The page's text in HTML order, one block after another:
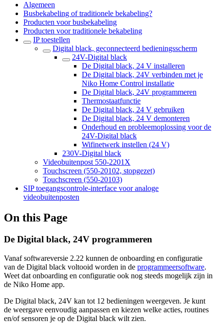
Algemeen
Busbekabeling of traditionele bekabeling?
Producten voor busbekabeling
Producten voor traditionele bekabeling
IP toestellen
Digital black, geconnecteerd bedieningsscherm
24V-Digital black
De Digital black, 24 V installeren
De Digital black, 24V verbinden met je
Niko Home Control installatie
De Digital black, 24V programmeren
Thermostaatfunctie
De Digital black, 24 V gebruiken
De Digital black, 24 V demonteren
Onderhoud en probleemoplossing voor de
24V-Digital black
Wifinetwerk instellen (24 V)
230V-Digital black
Videobuitenpost 550-2201X
Touchscreen (550-20102, stopgezet)
Touchscreen (550-20103)
SIP toegangscontrole-interface voor analoge
videobuitenposten
On this Page
De Digital black, 24V programmeren
Vanaf softwareversie 2.22 kunnen de onboarding en configuratie
van de Digital black voltooid worden in de programmeersoftware.
Weet dat onboarding en configuratie ook nog steeds mogelijk zijn in
de Niko Home app.
De Digital black, 24V kan tot 12 bedieningen weergeven. Je kunt
de weergave eenvoudig aanpassen en kiezen welke acties, routines
en/of sensoren je op de Digital black wilt zien.